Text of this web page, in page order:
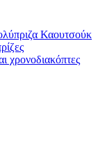
Καουτσούκ
χρονοδιακόπτες